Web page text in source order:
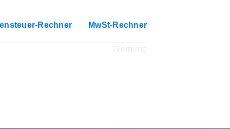
Rechner MwSt-Rechner